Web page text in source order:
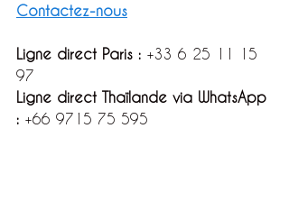
Contactez-nous
Ligne direct Paris : +33 6 25 11 15
97
Ligne direct Thaïlande via WhatsApp
: +66 9715 75 595